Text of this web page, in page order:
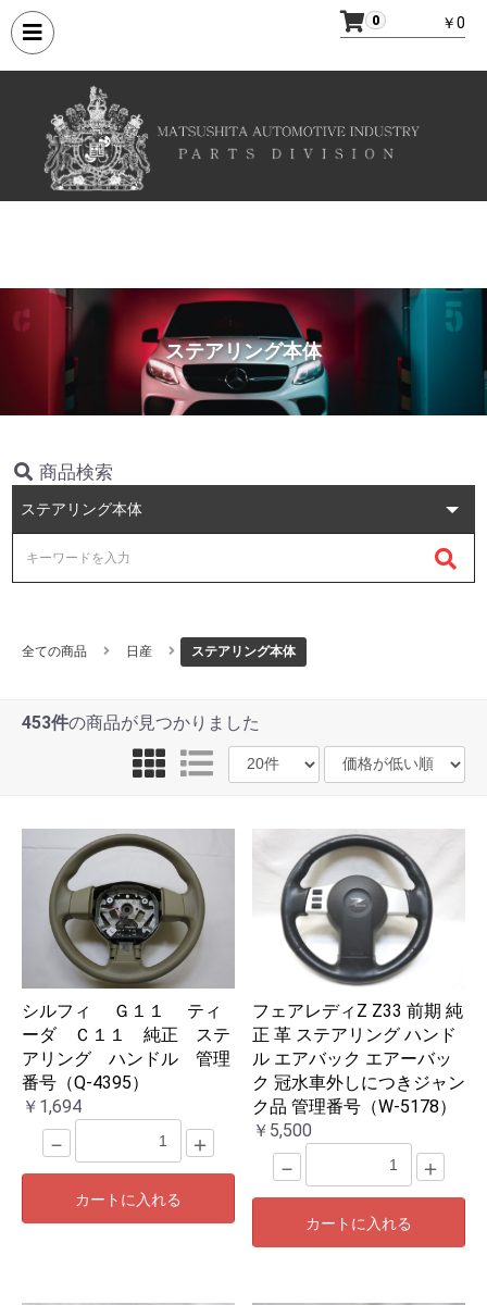
0 ￥0
ステアリング本体
商品検索
全ての商品 日産 ステアリング本体
453件の商品が見つかりました
シルフィ Ｇ１１ ティ
ーダ Ｃ１１ 純正 ステ
アリング ハンドル 管理
番号（Q-4395）
￥1,694
－ ＋
カートに入れる
フェアレディZ Z33 前期 純
正 革 ステアリング ハンド
ル エアバック エアーバッ
ク 冠水車外しにつきジャン
ク品 管理番号（W-5178）
￥5,500
－ ＋
カートに入れる